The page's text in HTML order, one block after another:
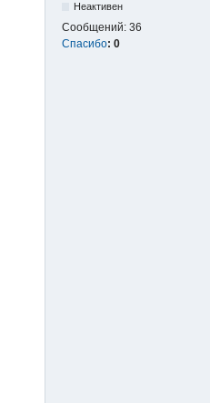
Неактивен
Сообщений: 36
Спасибо: 0